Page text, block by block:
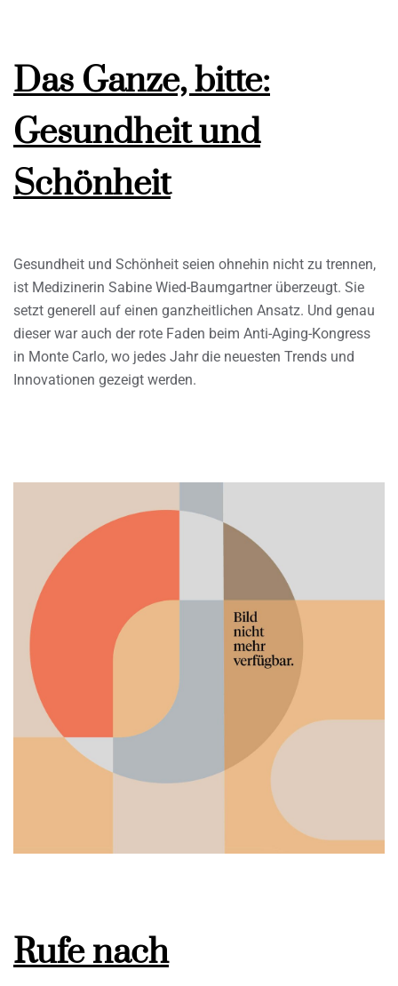
Das Ganze, bitte:
Gesundheit und
Schönheit
Gesundheit und Schönheit seien ohnehin nicht zu trennen,
ist Medizinerin Sabine Wied-Baumgartner überzeugt. Sie
setzt generell auf einen ganzheitlichen Ansatz. Und genau
dieser war auch der rote Faden beim Anti-Aging-Kongress
in Monte Carlo, wo jedes Jahr die neuesten Trends und
Innovationen gezeigt werden.
Rufe nach